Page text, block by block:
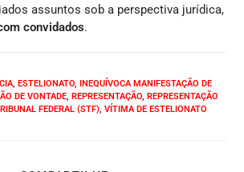
assuntos sob a perspectiva jurídica,
convidados.
, ESTELIONATO, INEQUÍVOCA MANIFESTAÇÃO DE
DE VONTADE, REPRESENTAÇÃO, REPRESENTAÇÃO
FEDERAL (STF), VÍTIMA DE ESTELIONATO